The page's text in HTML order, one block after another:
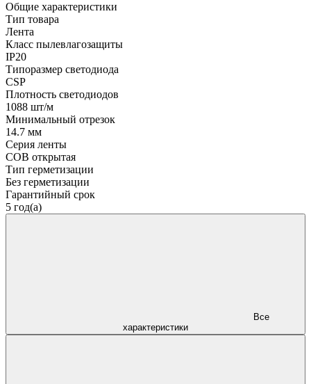
Общие характеристики
Тип товара
Лента
Класс пылевлагозащиты
IP20
Типоразмер светодиода
CSP
Плотность светодиодов
1088 шт/м
Минимальный отрезок
14.7 мм
Серия ленты
COB открытая
Тип герметизации
Без герметизации
Гарантийный срок
5 год(а)
характеристики